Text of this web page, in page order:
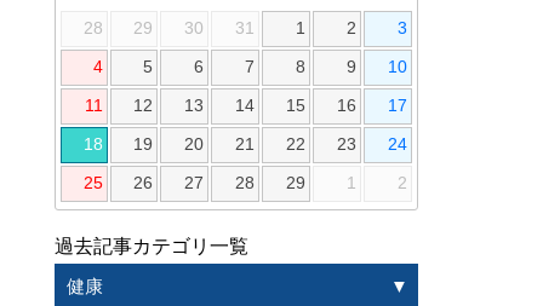
28 29 30 31 1 2 3
4 5 6 7 8 9 10
11 12 13 14 15 16 17
18 19 20 21 22 23 24
25 26 27 28 29 1 2
過去記事カテゴリ一覧
健康